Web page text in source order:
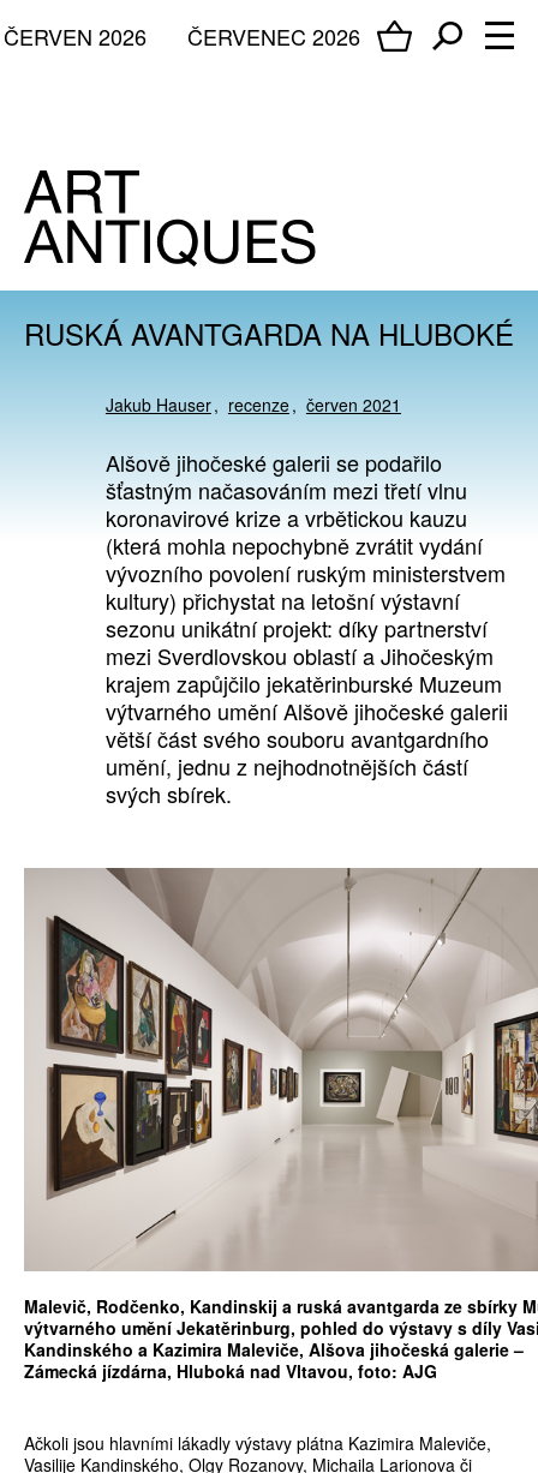
ČERVENEC 2026
ČERVEN 2026
RUSKÁ AVANTGARDA NA HLUBOKÉ
Jakub Hauser recenze červen 2021
Alšově jihočeské galerii se podařilo
šťastným načasováním mezi třetí vlnu
koronavirové krize a vrbětickou kauzu
(která mohla nepochybně zvrátit vydání
vývozního povolení ruským ministerstvem
kultury) přichystat na letošní výstavní
sezonu unikátní projekt: díky partnerství
mezi Sverdlovskou oblastí a Jihočeským
krajem zapůjčilo jekatěrinburské Muzeum
výtvarného umění Alšově jihočeské galerii
větší část svého souboru avantgardního
umění, jednu z nejhodnotnějších částí
svých sbírek.
Malevič, Rodčenko, Kandinskij a ruská avantgarda ze sbírky
výtvarného umění Jekatěrinburg, pohled do výstavy s díly
Kandinského a Kazimira Maleviče, Alšova jihočeská galerie –
Zámecká jízdárna, Hluboká nad Vltavou, foto: AJG
Ačkoli jsou hlavními lákadly výstavy plátna Kazimira Maleviče,
Vasilije Kandinského, Olgy Rozanovy, Michaila Larionova či